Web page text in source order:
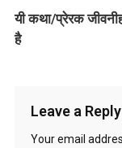
यी कथा/प्रेरक
है
Leave a Reply
Your email